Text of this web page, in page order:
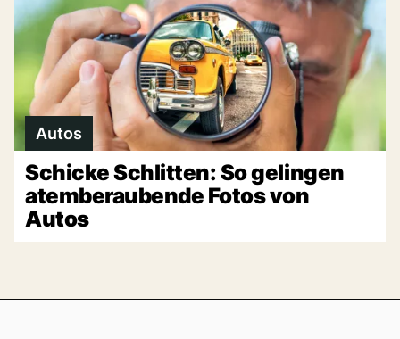
Autos
Schicke Schlitten: So gelingen
atemberaubende Fotos von
Autos